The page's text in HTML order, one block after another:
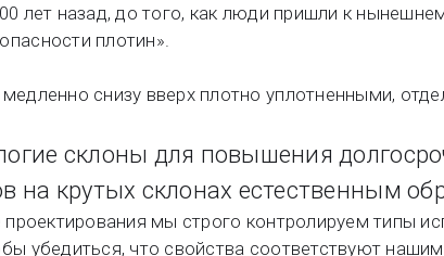
лет назад, до того, как люди пришли к
плотин».
снизу вверх плотно уплотненными,
склоны для повышения
на крутых склонах естественным
проектирования мы строго контролируем типы
убедиться, что свойства соответствуют